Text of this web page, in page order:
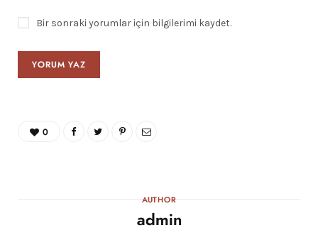
Bir sonraki yorumlar için bilgilerimi kaydet.
0
AUTHOR
admin